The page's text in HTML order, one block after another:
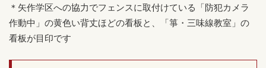
＊矢作学区への協力でフェンスに取付けている「防犯カメラ
作動中」の黄色い背丈ほどの看板と、「箏・三味線教室」の
看板が目印です